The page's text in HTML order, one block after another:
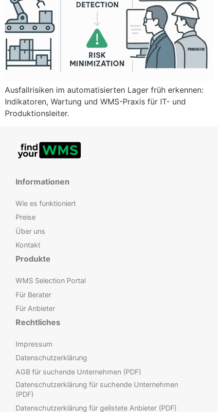
Ausfallrisiken im automatisierten Lager früh erkennen:
Indikatoren, Wartung und WMS-Praxis für IT- und
Produktionsleiter.
Informationen
Wie es funktioniert
Preise
Über uns
Kontakt
Produkte
WMS Selection Portal
Für Berater
Für Anbieter
Rechtliches
Impressum
Datenschutzerklärung
AGB für suchende Unternehmen (PDF)
Datenschutzerklärung für suchende Unternehmen
(PDF)
Datenschutzerklärung für gelistete Anbieter (PDF)